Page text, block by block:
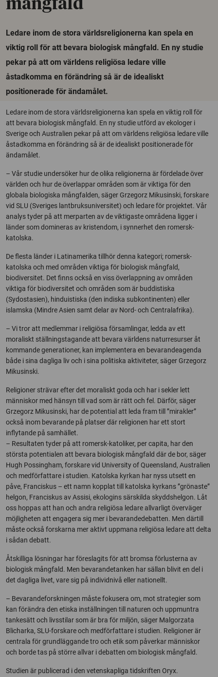
mångfald
Ledare inom de stora världsreligionerna kan spela en
viktig roll för att bevara biologisk mångfald. En ny studie
pekar på att om världens religiösa ledare ville
åstadkomma en förändring så är de idealiskt
positionerade för ändamålet.
Ledare inom de stora världsreligionerna kan spela en viktig roll för
att bevara biologisk mångfald. En ny studie utförd av ekologer i
Sverige och Australien pekar på att om världens religiösa ledare ville
åstadkomma en förändring så är de idealiskt positionerade för
ändamålet.
– Vår studie undersöker hur de olika religionerna är fördelade över
världen och hur de överlappar områden som är viktiga för den
globala biologiska mångfalden, säger Grzegorz Mikusinski, forskare
vid SLU (Sveriges lantbruksuniversitet) och ledare för projektet. Vår
analys tyder på att merparten av de viktigaste områdena ligger i
länder som domineras av kristendom, i synnerhet den romersk-
katolska.
De flesta länder i Latinamerika tillhör denna kategori; romersk-
katolska och med områden viktiga för biologisk mångfald,
biodiversitet. Det finns också en viss överlappning av områden
viktiga för biodiversitet och områden som är buddistiska
(Sydostasien), hinduistiska (den indiska subkontinenten) eller
islamska (Mindre Asien samt delar av Nord- och Centralafrika).
– Vi tror att medlemmar i religiösa församlingar, ledda av ett
moraliskt ställningstagande att bevara världens naturresurser åt
kommande generationer, kan implementera en bevarandeagenda
både i sina dagliga liv och i sina politiska aktiviteter, säger Grzegorz
Mikusinski.
Religioner strävar efter det moraliskt goda och har i sekler lett
människor med hänsyn till vad som är rätt och fel. Därför, säger
Grzegorz Mikusinski, har de potential att leda fram till ”mirakler”
också inom bevarande på platser där religionen har ett stort
inflytande på samhället.
– Resultaten tyder på att romersk-katoliker, per capita, har den
största potentialen att bevara biologisk mångfald där de bor, säger
Hugh Possingham, forskare vid University of Queensland, Australien
och medförfattare i studien. Katolska kyrkan har nyss utsett en
påve, Franciskus – ett namn kopplat till katolska kyrkans ”grönaste”
helgon, Franciskus av Assisi, ekologins särskilda skyddshelgon. Låt
oss hoppas att han och andra religiösa ledare allvarligt överväger
möjligheten att engagera sig mer i bevarandedebatten. Men därtill
måste också forskarna mer aktivt uppmana religiösa ledare att delta
i sådan debatt.
Åtskilliga lösningar har föreslagits för att bromsa förlusterna av
biologisk mångfald. Men bevarandetanken har sällan blivit en del i
det dagliga livet, vare sig på individnivå eller nationellt.
– Bevarandeforskningen måste fokusera om, mot strategier som
kan förändra den etiska inställningen till naturen och uppmuntra
tankesätt och livsstilar som är bra för miljön, säger Malgorzata
Blicharka, SLU-forskare och medförfattare i studien. Religioner är
centrala för grundläggande tro och etik som påverkar människor
och borde tas på större allvar i debatten om biologisk mångfald.
Studien är publicerad i den vetenskapliga tidskriften Oryx.